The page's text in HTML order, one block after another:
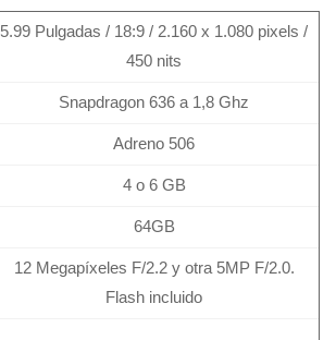
5.99 Pulgadas / 18:9 / 2.160 x 1.080 pixels /
450 nits
Snapdragon 636 a 1,8 Ghz
Adreno 506
4 o 6 GB
64GB
12 Megapíxeles F/2.2 y otra 5MP F/2.0.
Flash incluido